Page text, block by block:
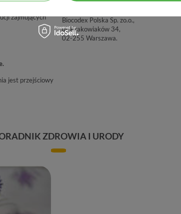
Ltd. oraz z
zajmujących
jest przejściowy
Biocodex Polska Sp. zo.o.,
ul. Krakowiaków 34,
02-255 Warszawa.
ZDROWIA I URODY